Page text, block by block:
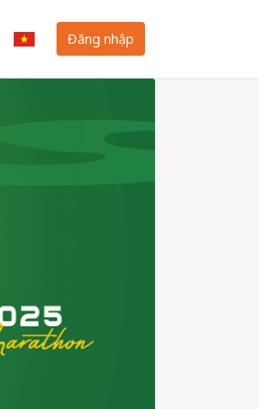
Đăng nhập